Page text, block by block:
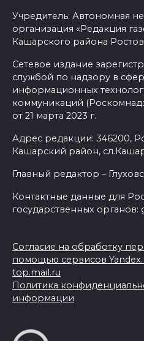
Учредитель: Автономная
организация «Редакция
Кашарского района
Сетевое издание
службой по надзору в
информационных
коммуникаций
от 21 марта 2023 г.
Адрес редакции: 346200,
Кашарский район,
Главный редактор –
Контактные данные для
государственных органов:
Согласие на обработку
помощью сервисов
top.mail.ru
Политика
информации